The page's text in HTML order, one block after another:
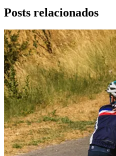
Santiago de Compostela -
16 Dias|4/5
Posts relacionados